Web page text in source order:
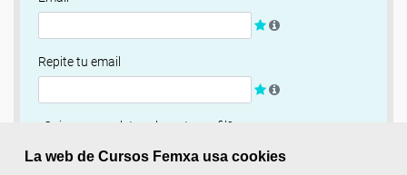
La web de Cursos Femxa usa cookies
Repite tu email
¿Quieres completar ahora tu perfil?
Si
No, completaré mi perfil más adelante